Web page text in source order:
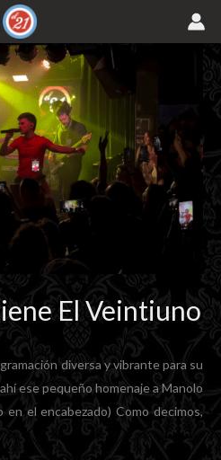
El Veintiuno
diversa y vibrante para su
ese pequeño homenaje a Manolo
en el encabezado) Como decimos,